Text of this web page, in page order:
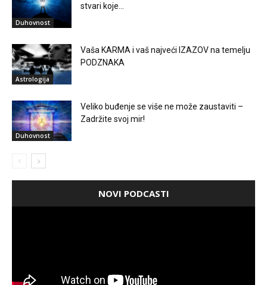
Duhovnost
stvari koje...
Astrologija
Vaša KARMA i vaš najveći IZAZOV na temelju
PODZNAKA
Duhovnost
Veliko buđenje se više ne može zaustaviti –
Zadržite svoj mir!
NOVI PODCASTI